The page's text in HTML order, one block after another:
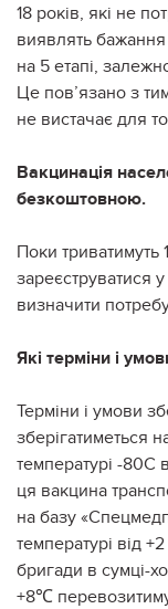
18 років, які не
виявлять
на 5 етапі,
Це пов’язано з
не вистачає для
Вакцинація
безкоштовною.
Поки триватимуть
зареєструватися
визначити
Які терміни і
Терміни і умови
зберігатиметься
температурі -80С
ця вакцина
на базу
температурі від
бригади в сумці-
+8℃